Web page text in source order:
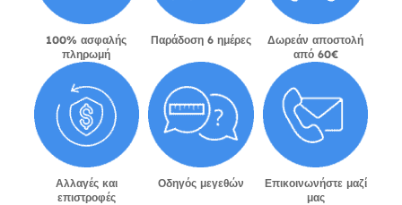
100% ασφαλής
πληρωμή
Παράδοση 6 ημέρες
Δωρεάν αποστολή
από 60€
Αλλαγές και
επιστροφές
Οδηγός μεγεθών
Επικοινωνήστε μαζί
μας